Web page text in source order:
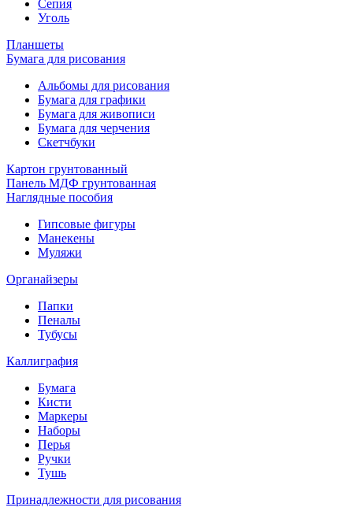
Сепия
Уголь
Планшеты
Бумага для рисования
Альбомы для рисования
Бумага для графики
Бумага для живописи
Бумага для черчения
Скетчбуки
Картон грунтованный
Панель МДФ грунтованная
Наглядные пособия
Гипсовые фигуры
Манекены
Муляжи
Органайзеры
Папки
Пеналы
Тубусы
Каллиграфия
Бумага
Кисти
Маркеры
Наборы
Перья
Ручки
Тушь
Принадлежности для рисования